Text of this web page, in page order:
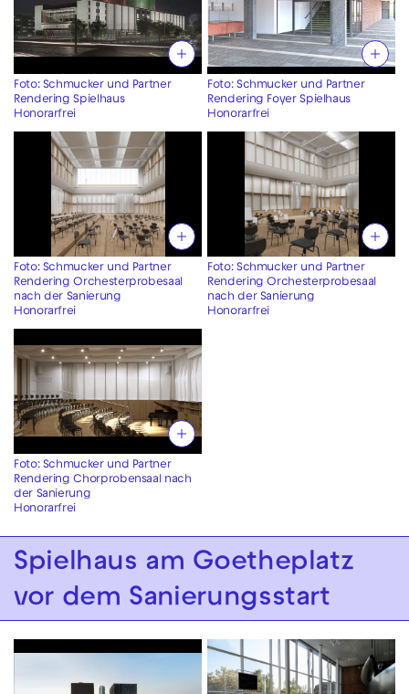
Foto: Schmucker und Partner
Rendering Spielhaus
Honorarfrei
Foto: Schmucker und Partner
Rendering Foyer Spielhaus
Honorarfrei
Foto: Schmucker und Partner
Rendering Orchesterprobesaal
nach der Sanierung
Honorarfrei
Foto: Schmucker und Partner
Rendering Orchesterprobesaal
nach der Sanierung
Honorarfrei
Foto: Schmucker und Partner
Rendering Chorprobensaal nach
der Sanierung
Honorarfrei
Spielhaus am Goetheplatz
vor dem Sanierungsstart